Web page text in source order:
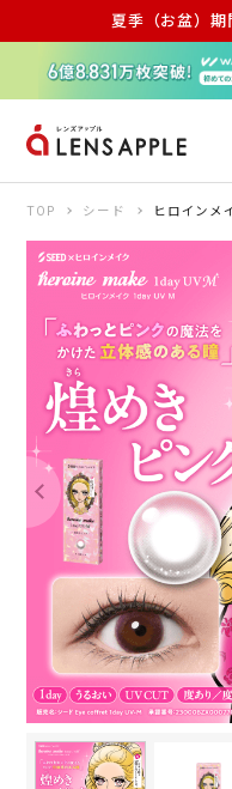
夏季（お盆）期
アキュビュ
TOP シード ヒロインメ